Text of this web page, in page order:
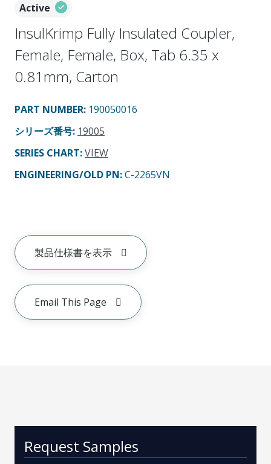
Active
InsulKrimp Fully Insulated Coupler,
Female, Female, Box, Tab 6.35 x
0.81mm, Carton
PART NUMBER: 190050016
シリーズ番号: 19005
SERIES CHART:VIEW
ENGINEERING/OLD PN:C-2265VN
製品仕様書を表示
Email This Page
Request Samples